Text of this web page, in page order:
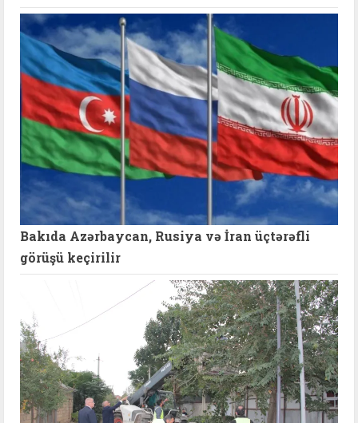
Bakıda Azərbaycan, Rusiya və İran üçtərəfli
görüşü keçirilir